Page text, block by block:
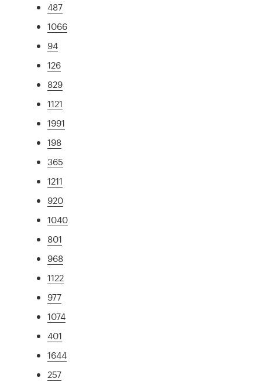
487
1066
94
126
829
1121
1991
198
365
1211
920
1040
801
968
1122
977
1074
401
1644
257